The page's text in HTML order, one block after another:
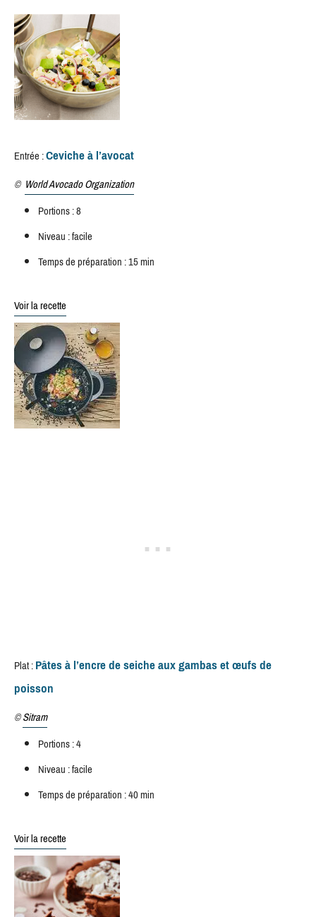
Entrée :Ceviche à l’avocat
© World Avocado Organization
Portions : 8
Niveau : facile
Temps de préparation : 15 min
Voir la recette
Plat :Pâtes à l’encre de seiche aux gambas et œufs de
poisson
©Sitram
Portions : 4
Niveau : facile
Temps de préparation : 40 min
Voir la recette